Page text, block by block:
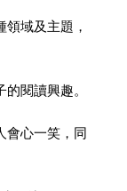
域及主題，
閱讀興趣。
會心一笑，同